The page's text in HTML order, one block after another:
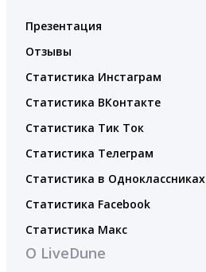
Презентация
Отзывы
Статистика Инстаграм
Статистика ВКонтакте
Статистика Тик Ток
Статистика Телеграм
Статистика в Одноклассниках
Статистика Facebook
Статистика Макс
О LiveDune